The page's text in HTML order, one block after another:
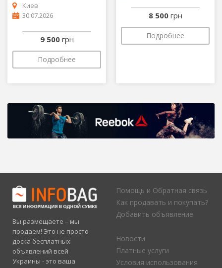
Киев
30.07.2026
9 500 грн
Подробнее
8 500 грн
Подробнее
Вы размещаете – мы
продаем! Это не просто
доска бесплатных
объявлений всей
Украины - это ваша
Помощь и Обратная связь
Как продавать и покупать?
Добавить объявление
Новости
Платные услуги
Условия использования